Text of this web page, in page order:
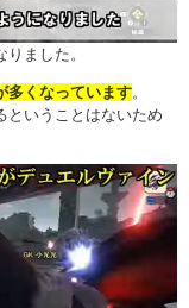
ました。
多くなっています。
ということはないため